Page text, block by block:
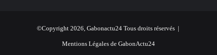
©Copyright 2026, Gabonactu24 Tous droits réservés |
Mentions Légales de GabonActu24